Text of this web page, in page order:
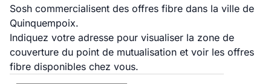
Sosh commercialisent des offres fibre dans la ville de
Quinquempoix.
Indiquez votre adresse pour visualiser la zone de
couverture du point de mutualisation et voir les offres
fibre disponibles chez vous.